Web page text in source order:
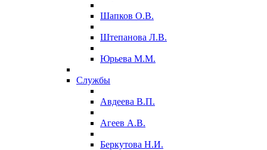
Шапков О.В.
Штепанова Л.В.
Юрьева М.М.
Службы
Авдеева В.П.
Агеев А.В.
Беркутова Н.И.